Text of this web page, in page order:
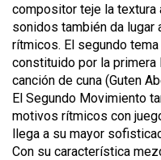
compositor teje la textura
sonidos también da
rítmicos. El segundo
constituido por la
canción de cuna (Guten
El Segundo Movimiento
motivos rítmicos con
llega a su mayor
Con su característica